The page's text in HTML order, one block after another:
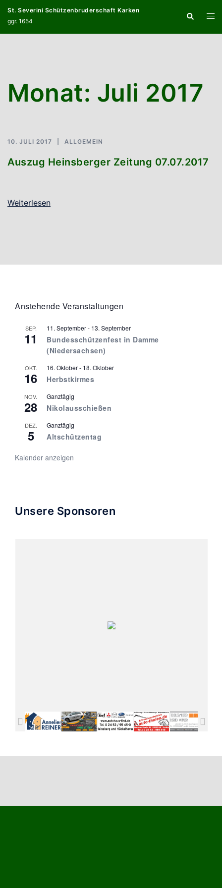
springen
St. Severini Schützenbruderschaft Karken
ggr. 1654
Suche
Menü
Monat: Juli 2017
10. JULI 2017 ALLGEMEIN
Auszug Heinsberger Zeitung 07.07.2017
Weiterlesen
Anstehende Veranstaltungen
SEP.
11
11. September- 13. September
Bundesschützenfest in Damme
(Niedersachsen)
OKT.
16
16. Oktober- 18. Oktober
Herbstkirmes
NOV.
28
Ganztägig
Nikolausschießen
DEZ.
5
Ganztägig
Altschützentag
Kalender anzeigen
Unsere Sponsoren